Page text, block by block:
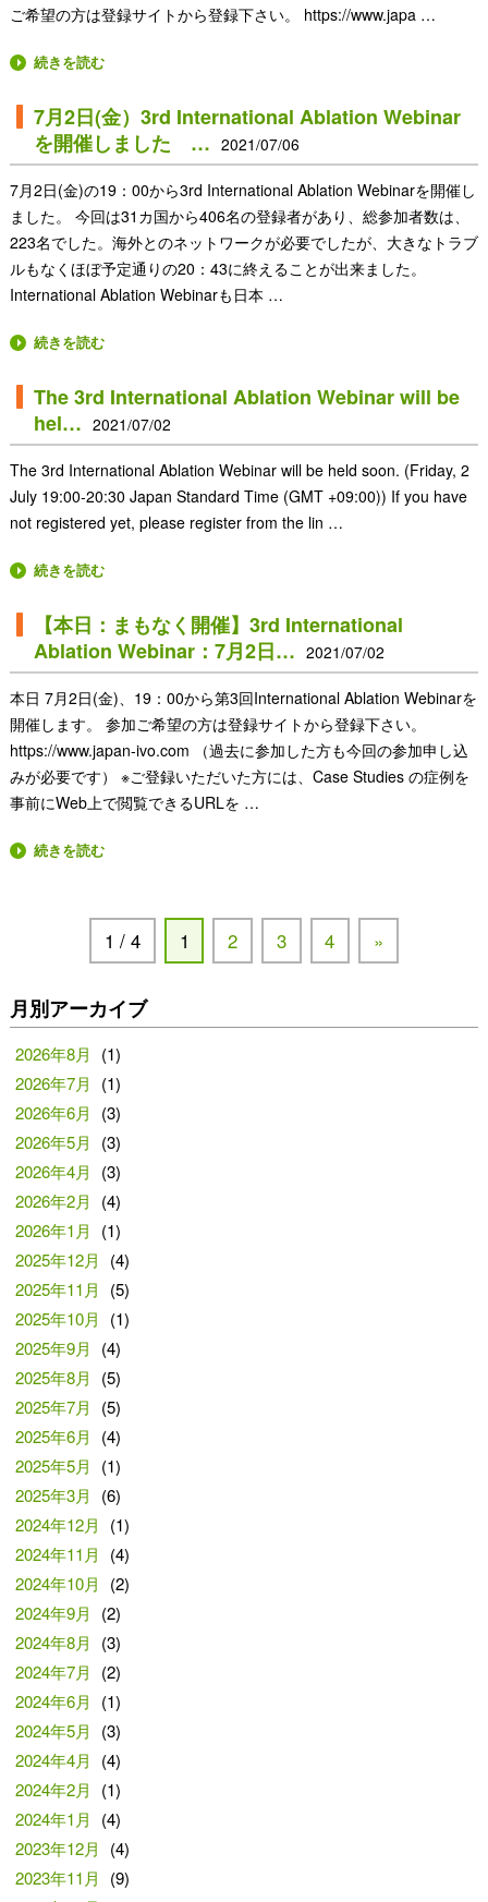
ご希望の方は登録サイトから登録下さい。 https://www.japa …
続きを読む
7月2日(金）3rd International Ablation Webinar
を開催しました … 2021/07/06
7月2日(金)の19：00から3rd International Ablation Webinarを開催し
ました。 今回は31カ国から406名の登録者があり、総参加者数は、
223名でした。海外とのネットワークが必要でしたが、大きなトラブ
ルもなくほぼ予定通りの20：43に終えることが出来ました。
International Ablation Webinarも日本 …
続きを読む
The 3rd International Ablation Webinar will be
hel… 2021/07/02
The 3rd International Ablation Webinar will be held soon. (Friday, 2
July 19:00-20:30 Japan Standard Time (GMT +09:00)) If you have
not registered yet, please register from the lin …
続きを読む
【本日：まもなく開催】3rd International
Ablation Webinar：7月2日… 2021/07/02
本日 7月2日(金)、19：00から第3回International Ablation Webinarを
開催します。 参加ご希望の方は登録サイトから登録下さい。
https://www.japan-ivo.com （過去に参加した方も今回の参加申し込
みが必要です） ※ご登録いただいた方には、Case Studies の症例を
事前にWeb上で閲覧できるURLを …
続きを読む
1 / 4 1 2 3 4 »
月別アーカイブ
2026年8月
(1)
2026年7月
(1)
2026年6月
(3)
2026年5月
(3)
2026年4月
(3)
2026年2月
(4)
2026年1月
(1)
2025年12月
(4)
2025年11月
(5)
2025年10月
(1)
2025年9月
(4)
2025年8月
(5)
2025年7月
(5)
2025年6月
(4)
2025年5月
(1)
2025年3月
(6)
2024年12月
(1)
2024年11月
(4)
2024年10月
(2)
2024年9月
(2)
2024年8月
(3)
2024年7月
(2)
2024年6月
(1)
2024年5月
(3)
2024年4月
(4)
2024年2月
(1)
2024年1月
(4)
2023年12月
(4)
2023年11月
(9)